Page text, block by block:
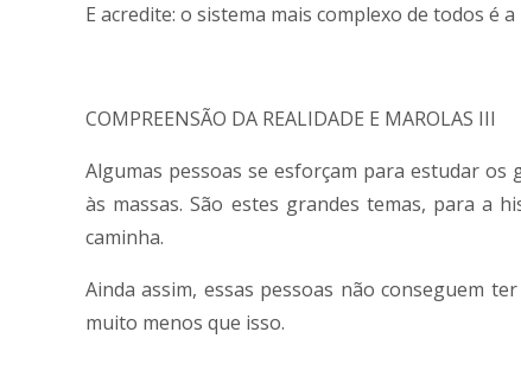
E acredite: o sistema mais complexo de todos é
COMPREENSÃO DA REALIDADE E MAROLAS III
Algumas pessoas se esforçam para estudar
às massas. São estes grandes temas, para a
caminha.
Ainda assim, essas pessoas não conseguem
muito menos que isso.